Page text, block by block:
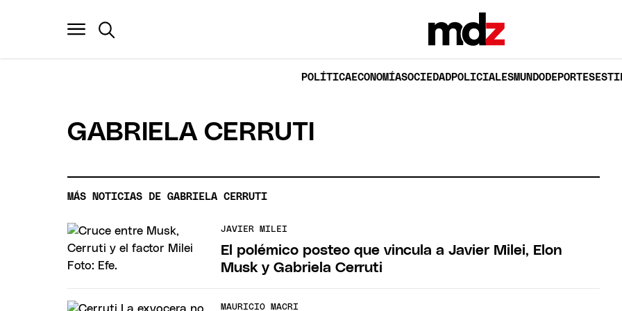
POLÍTICAECONOMÍASOCIEDADPOLICIALESMUNDODEPORTES
GABRIELA CERRUTI
MÁS NOTICIAS DE GABRIELA CERRUTI
JAVIER MILEI
El polémico posteo que vincula a Javier Milei, Elon
Musk y Gabriela Cerruti
MAURICIO MACRI